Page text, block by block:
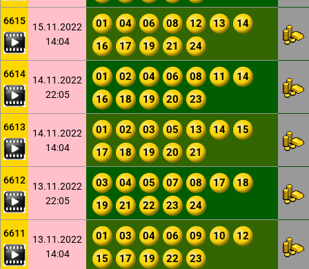
6615
15.11.2022
14:04
01 04 06 08 12 13
14
16
17 19 21 24
6614
14.11.2022
22:05
01 02 04 06 08 11
14
16
18 19 20 23
6613
14.11.2022
14:04
01 02 03 05 13 14
15
17
18 19 20 21
6612
13.11.2022
22:05
03 04 05 07 08 17
18
19
21 22 23 24
6611
13.11.2022
14:04
01 03 04 06 09 10
12
15
17 19 22 23